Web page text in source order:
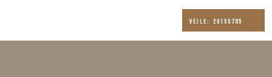
Vejle: 26155785